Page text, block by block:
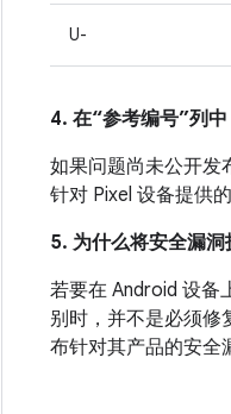
U-
4. 在“参考编号”列
如果问题尚未公开发
针对 Pixel 设备提供
5. 为什么将安全漏
若要在 Android 设备
别时，并不是必须修
布针对其产品的安全